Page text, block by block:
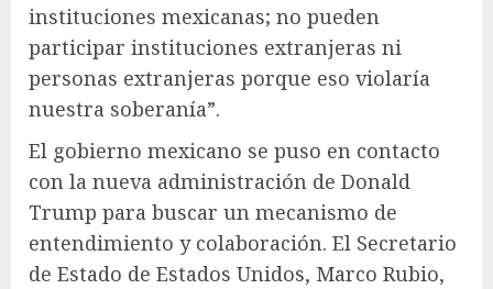
instituciones mexicanas; no pueden
participar instituciones extranjeras ni
personas extranjeras porque eso violaría
nuestra soberanía”.
El gobierno mexicano se puso en contacto
con la nueva administración de Donald
Trump para buscar un mecanismo de
entendimiento y colaboración. El Secretario
de Estado de Estados Unidos, Marco Rubio,